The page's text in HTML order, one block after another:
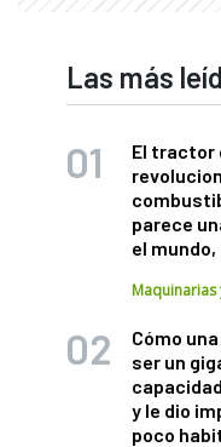
Las más
El tractor
parece
el
Maquinarias
Cómo
ser un
y le dio
poco